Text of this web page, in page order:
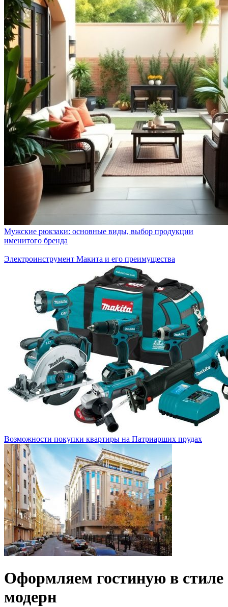
Мужские рюкзаки: основные виды, выбор продукции
именитого бренда
Электроинструмент Макита и его преимущества
Возможности покупки квартиры на Патриарших прудах
Оформляем гостиную в стиле
модерн